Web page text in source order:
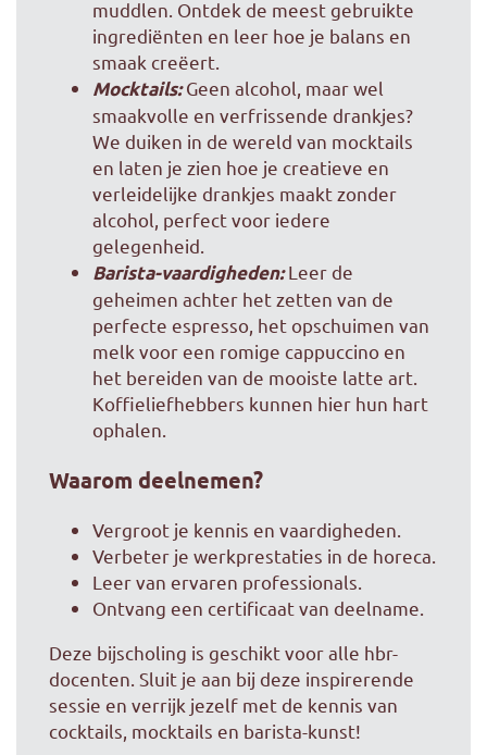
muddlen. Ontdek de meest gebruikte
ingrediënten en leer hoe je balans en
smaak creëert.
Mocktails: Geen alcohol, maar wel
smaakvolle en verfrissende drankjes?
We duiken in de wereld van mocktails
en laten je zien hoe je creatieve en
verleidelijke drankjes maakt zonder
alcohol, perfect voor iedere
gelegenheid.
Barista-vaardigheden:Leer de
geheimen achter het zetten van de
perfecte espresso, het opschuimen van
melk voor een romige cappuccino en
het bereiden van de mooiste latte art.
Koffieliefhebbers kunnen hier hun hart
ophalen.
Waarom deelnemen?
Vergroot je kennis en vaardigheden.
Verbeter je werkprestaties in de horeca.
Leer van ervaren professionals.
Ontvang een certificaat van deelname.
Deze bijscholing is geschikt voor alle hbr-
docenten. Sluit je aan bij deze inspirerende
sessie en verrijk jezelf met de kennis van
cocktails, mocktails en barista-kunst!